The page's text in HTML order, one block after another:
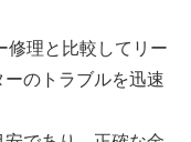
修理と比較してリー
のトラブルを迅速